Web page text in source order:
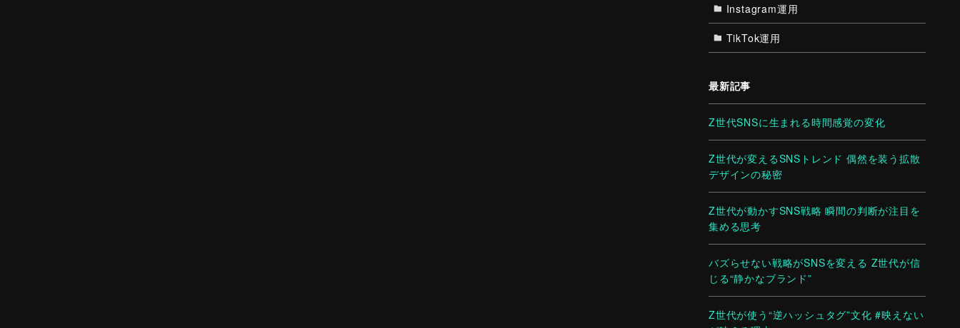
Instagram運用
TikTok運用
最新記事
Z世代SNSに生まれる時間感覚の変化
Z世代が変えるSNSトレンド 偶然を装う拡散
デザインの秘密
Z世代が動かすSNS戦略 瞬間の判断が注目を
集める思考
バズらせない戦略がSNSを変える Z世代が信
じる“静かなブランド”
Z世代が使う“逆ハッシュタグ”文化 #映えない